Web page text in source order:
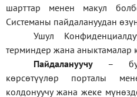
шарттар менен макул
Системаны пайдалануудан
Ушул
терминдер жана аныктамалар
Пайдалануучу –
көрсөтүүлөр порталы
колдонуучу жана жеке